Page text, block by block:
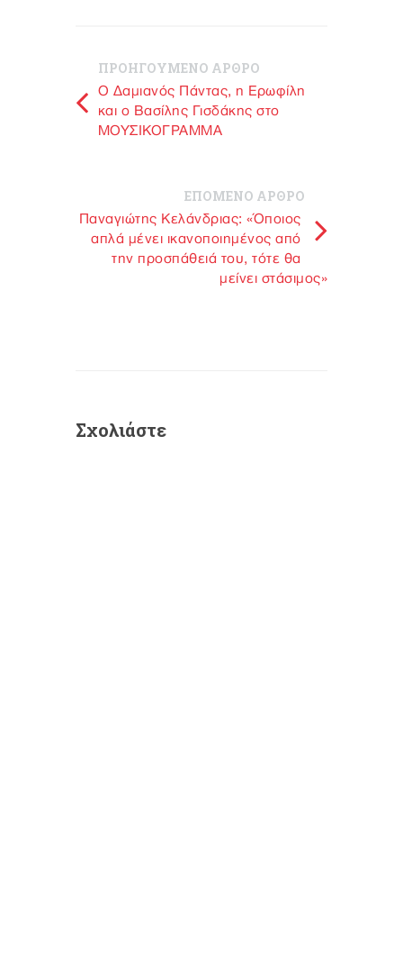
ΠΡΟΗΓΟΥΜΕΝΟ ΑΡΘΡΟ
O Δαμιανός Πάντας, η Ερωφίλη
και ο Βασίλης Γισδάκης στο
ΜΟΥΣΙΚΟΓΡΑΜΜΑ
ΕΠΟΜΕΝΟ ΑΡΘΡΟ
Παναγιώτης Κελάνδριας: «Όποιος
απλά μένει ικανοποιημένος από
την προσπάθειά του, τότε θα
μείνει στάσιμος»
Σχολιάστε